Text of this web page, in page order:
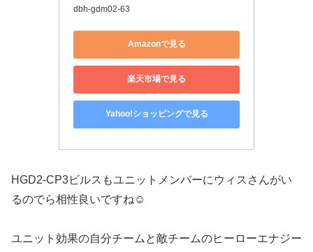
dbh-gdm02-63
Amazonで見る
楽天市場で見る
Yahoo!ショッピングで見る
HGD2-CP3ビルスもユニットメンバーにウィスさんがい
るのでら相性良いですね☺️
ユニット効果の自分チームと敵チームのヒーローエナジー